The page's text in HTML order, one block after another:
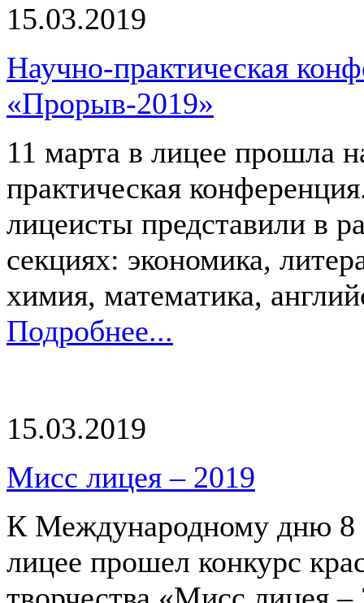
15.03.2019
Научно-практическая
«Прорыв-2019»
11 марта в лицее прошла
практическая
лицеисты представили в
секциях: экономика,
химия, математика,
Подробнее...
15.03.2019
Мисс лицея – 2019
К Международному дню 8
лицее прошел конкурс